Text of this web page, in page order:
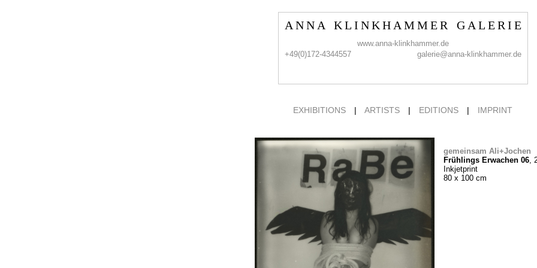
A N N A K L I N K H A M M E R G A L E R I E
www.anna-klinkhammer.de
+49(0)172-4344557
galerie@anna-klinkhammer.de
EXHIBITIONS | ARTISTS | EDITIONS | IMPRINT
gemeinsam Ali+Jochen
Frühlings Erwachen 06,
Inkjetprint
80 x 100 cm